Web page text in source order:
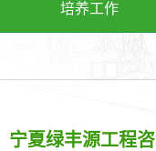
培养工作
宁夏绿丰源工程